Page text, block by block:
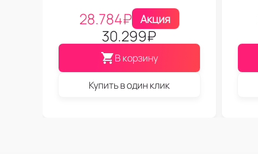
28.784₽ Акция
30.299₽
В корзину
Купить в один клик